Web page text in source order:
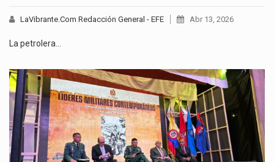
LaVibrante.Com Redacción General - EFE Abr 13, 2026
La petrolera…